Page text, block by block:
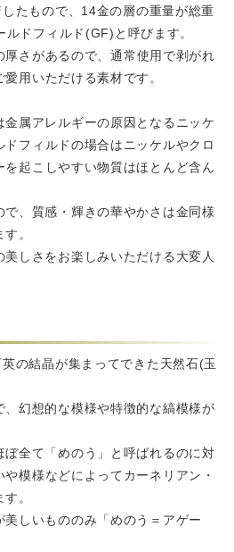
たもので、14金の層の重量が総重
ドフィルド(GF)と呼びます。
さがあるので、通常使用で剥がれ
愛用いただける素材です。
金属アレルギーの原因となるニッケ
ドフィルドの場合はニッケルやクロ
を起こしやすい物質はほとんど含ん
で、質感・輝きの華やかさは金同様
。
美しさをお楽しみいただける大変人
の結晶が集まってできた天然石(玉
幻想的な模様や特徴的な縞模様が
ぼ全て「めのう」と呼ばれるのに対
模様などによってカーネリアン・
。
しいもののみ「めのう＝アゲー